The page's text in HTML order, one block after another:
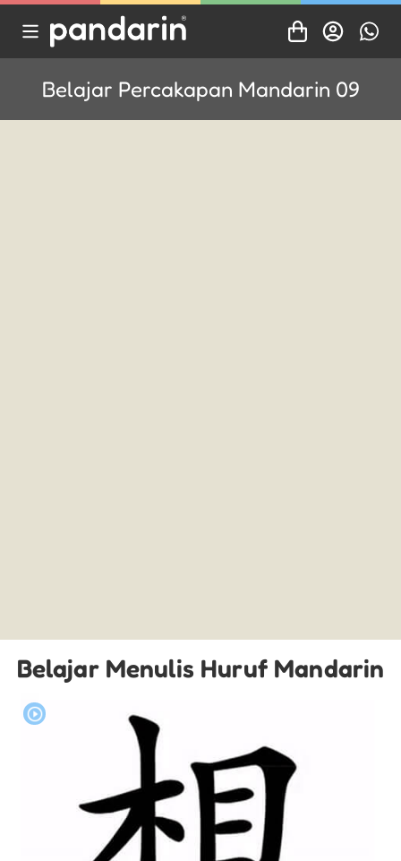
Belajar Percakapan Mandarin 09
Belajar Menulis Huruf Mandarin